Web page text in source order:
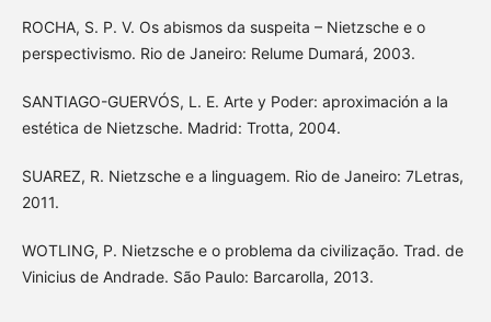
ROCHA, S. P. V. Os abismos da suspeita – Nietzsche e o
perspectivismo. Rio de Janeiro: Relume Dumará, 2003.
SANTIAGO-GUERVÓS, L. E. Arte y Poder: aproximación a la
estética de Nietzsche. Madrid: Trotta, 2004.
SUAREZ, R. Nietzsche e a linguagem. Rio de Janeiro: 7Letras,
2011.
WOTLING, P. Nietzsche e o problema da civilização. Trad. de
Vinicius de Andrade. São Paulo: Barcarolla, 2013.